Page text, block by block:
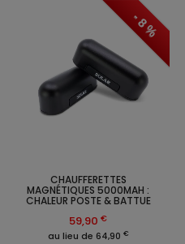
- 8 %
CHAUFFERETTES
MAGNÉTIQUES 5000MAH :
CHALEUR POSTE & BATTUE
59,90 €
au lieu de 64,90 €